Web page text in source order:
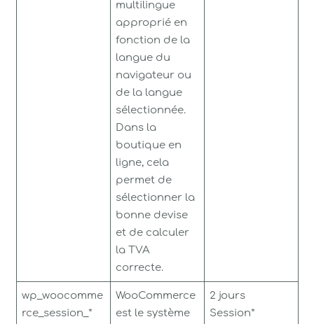
multilingue
approprié en
fonction de la
langue du
navigateur ou
de la langue
sélectionnée.
Dans la
boutique en
ligne, cela
permet de
sélectionner la
bonne devise
et de calculer
la TVA
correcte.
wp_woocomme
rce_session_*
WooCommerce
est le système
2 jours
Session*